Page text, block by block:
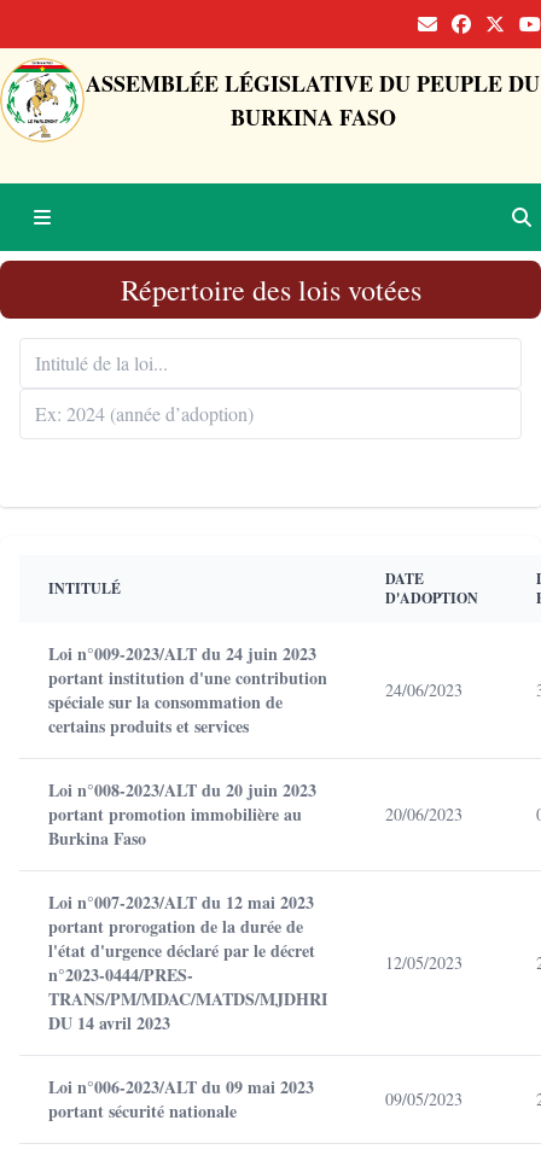
ASSEMBLÉE LÉGISLATIVE DU PEUPLE DU
BURKINA FASO
Répertoire des lois votées
INTITULÉ
DATE
D'ADOPTION
Loi n°009-2023/ALT du 24 juin 2023
portant institution d'une contribution
spéciale sur la consommation de
certains produits et services
24/06/2023
Loi n°008-2023/ALT du 20 juin 2023
portant promotion immobilière au
Burkina Faso
20/06/2023
Loi n°007-2023/ALT du 12 mai 2023
portant prorogation de la durée de
l'état d'urgence déclaré par le décret
n°2023-0444/PRES-
TRANS/PM/MDAC/MATDS/MJDHRI
DU 14 avril 2023
12/05/2023
Loi n°006-2023/ALT du 09 mai 2023
portant sécurité nationale
09/05/2023